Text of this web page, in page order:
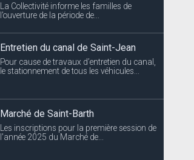
La Collectivité informe les familles de
l’ouverture de la période de...
Entretien du canal de Saint-Jean
Pour cause de travaux d’entretien du canal,
le stationnement de tous les véhicules...
Marché de Saint-Barth
Les inscriptions pour la première session de
l’année 2025 du Marché de...